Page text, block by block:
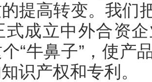
提高转变。我们
式成立中外合资
“牛鼻子”，使产
识产权和专利。